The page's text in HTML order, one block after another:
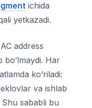
ichida
yetkazadi.
address
bo’lmaydi. Har
ko’riladi:
va ishlab
sababli bu